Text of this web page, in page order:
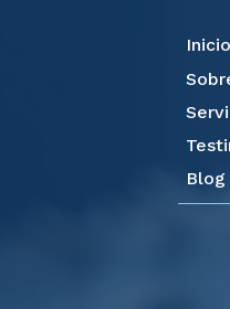
Inicio
Blog